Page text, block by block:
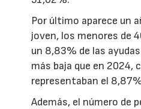
Por último aparece un
joven, los menores de
un 8,83% de las
más baja que en 2024,
representaban el
Además, el número de